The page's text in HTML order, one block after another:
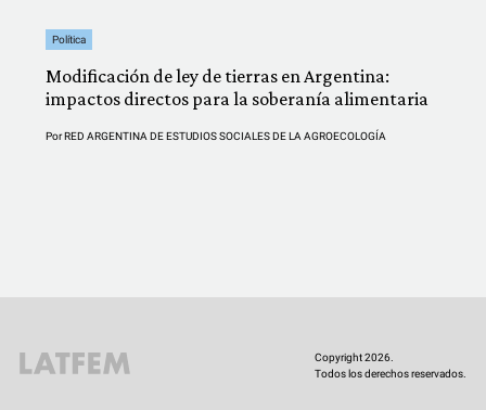
Política
Modificación de ley de tierras en Argentina:
impactos directos para la soberanía alimentaria
PorRED ARGENTINA DE ESTUDIOS SOCIALES DE LA AGROECOLOGÍA
Copyright 2026.
Todos los derechos reservados.